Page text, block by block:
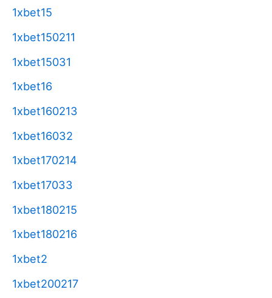
1xbet15
1xbet150211
1xbet15031
1xbet16
1xbet160213
1xbet16032
1xbet170214
1xbet17033
1xbet180215
1xbet180216
1xbet2
1xbet200217